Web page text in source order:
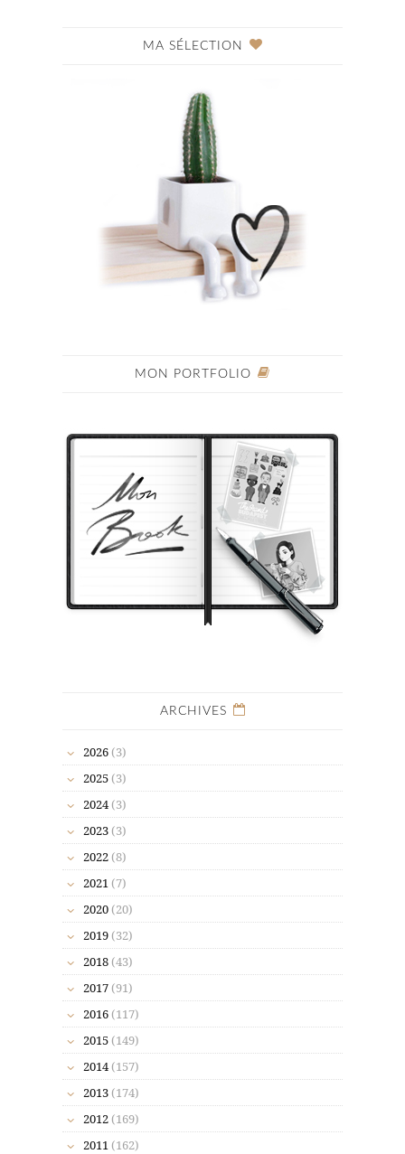
MA SÉLECTION
MON PORTFOLIO
ARCHIVES
2026 (3)
2025 (3)
2024 (3)
2023 (3)
2022 (8)
2021 (7)
2020 (20)
2019 (32)
2018 (43)
2017 (91)
2016 (117)
2015 (149)
2014 (157)
2013 (174)
2012 (169)
2011 (162)